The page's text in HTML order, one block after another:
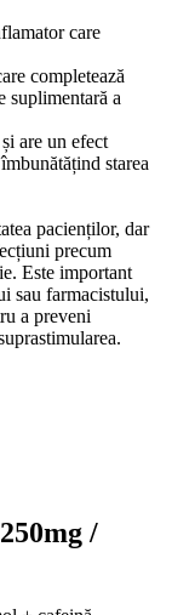
care
completează
suplimentară a
are un efect
starea
pacienților, dar
precum
Este important
sau farmacistului,
a preveni
/